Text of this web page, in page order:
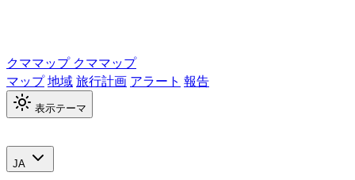
クママップ クママップ
マップ地域旅行計画 アラート 報告
表示テーマ
JA